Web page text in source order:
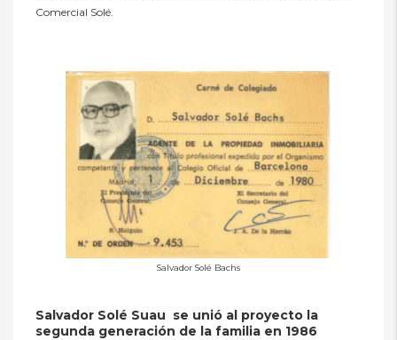
Comercial Solé.
Salvador Solé Bachs
Salvador Solé Suau se unió al proyecto la
segunda generación de la familia en 1986